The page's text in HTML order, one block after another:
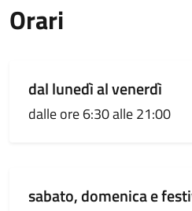
Orari
dal lunedì al venerdì
dalle ore 6:30 alle 21:00
sabato, domenica e